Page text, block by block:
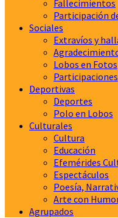
Fallecimientos
Participación
Sociales
Extravíos y
Lobos en Fotos
Participaciones
Deportivas
Deportes
Polo en Lobos
Culturales
Cultura
Educación
Efemérides
Espectáculos
Poesía,
Arte con
Agrupados